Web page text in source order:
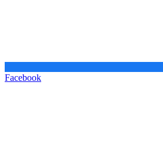
Facebook